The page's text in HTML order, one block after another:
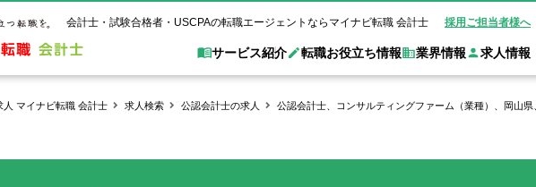
会計士・試験合格者・USCPAの転職エージェントならマイナビ転職 会計士 採用ご担当者様へ
サービス紹介 転職お役立ち情報 業界情報 求人情報
マイナビ転職 会計士 求人検索 公認会計士の求人 公認会計士、コンサルティングファーム（業種）、岡山